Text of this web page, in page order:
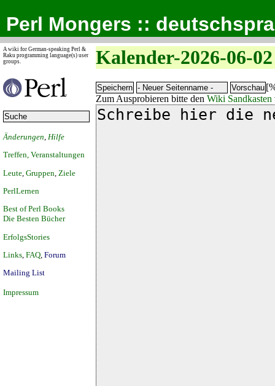
Perl Mongers ::
A wiki for German-speaking Perl &
Raku programming language(s) user
groups.
Änderungen Hilfe
Treffen, Veranstaltungen
Leute Gruppen Ziele
PerlLernen
Best of Perl Books
Die Besten Bücher
ErfolgsStories
Links FAQ Forum
Mailing List
Impressum
Kalender-2026-06-02
Zum Ausprobieren bitte den Wiki Sandkasten